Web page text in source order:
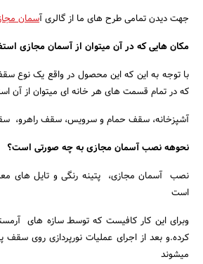
جستجو
جهت دیدن تمامی طرح های ما از گالری آسمان
مکان هایی که در آن میتوان از آسمان مجازی
با توجه به این که این محصول در واقع یک نوع
که در تمام قسمت های هر خانه ای میتوان از آن
آشپزخانه، سقف حمام و سرویس، سقف راهرو،
نحوهه نصب آسمان مجازی به چه صورتی است؟
نصب آسمان مجازی، پتینه رنگی و تایل های
است
وبرای این کار کافیست که توسطـ سازه های
کرده.و بعد از اجرای عملیات نورپردازی روی
میشوند